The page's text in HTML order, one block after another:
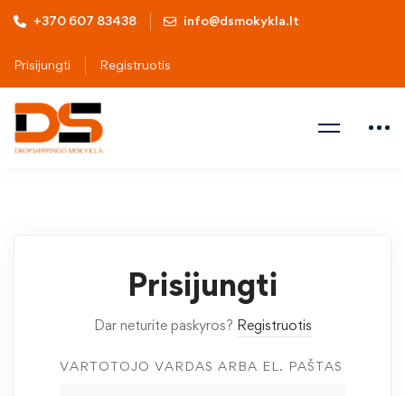
+370 607 83438 info@dsmokykla.lt
Prisijungti Registruotis
Prisijungti
Dar neturite paskyros? Registruotis
VARTOTOJO VARDAS ARBA EL. PAŠTAS